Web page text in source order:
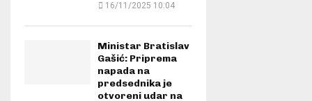
16/11/2025 10:04
Ministar Bratislav
Gašić: Priprema
napada na
predsednika je
otvoreni udar na